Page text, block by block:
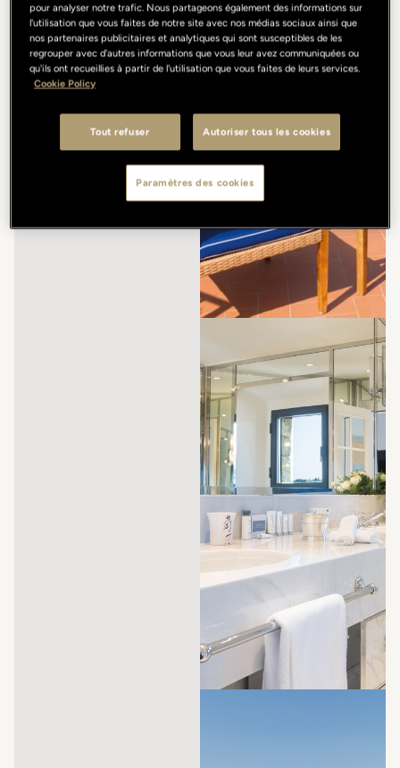
pour analyser notre trafic. Nous partageons également des informations sur
l'utilisation que vous faites de notre site avec nos médias sociaux ainsi que
nos partenaires publicitaires et analytiques qui sont susceptibles de les
regrouper avec d'autres informations que vous leur avez communiquées ou
qu'ils ont recueillies à partir de l'utilisation que vous faites de leurs services.
Cookie Policy
Tout refuser Autoriser tous les cookies
Paramètres des cookies